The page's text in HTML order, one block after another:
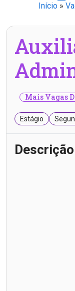
Início »
Mais Vagas
Estágio